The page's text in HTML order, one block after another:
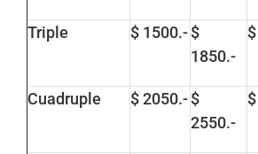
Triple $ 1500.-$
1850.-
Cuadruple $ 2050.-$
2550.-